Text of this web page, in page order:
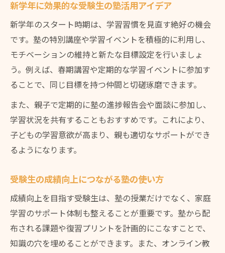
新学年に効果的な受験生の塾活用アイデア
新学年のスタート時期は、学習習慣を見直す絶好の機会
です。塾の特別講座や学習イベントを積極的に利用し、
モチベーションの維持と新たな目標設定を行いましょ
う。例えば、春期講習や定期的な学習イベントに参加す
ることで、同じ目標を持つ仲間と切磋琢磨できます。
また、親子で定期的に塾の進捗報告会や面談に参加し、
学習状況を共有することもおすすめです。これにより、
子どもの学習意欲が高まり、親も適切なサポートができ
るようになります。
受験生の成績向上につながる塾の使い方
成績向上を目指す受験生は、塾の授業だけでなく、家庭
学習のサポート体制も整えることが重要です。塾から配
布される課題や復習プリントを計画的にこなすことで、
知識の穴を埋めることができます。また、オンライン教